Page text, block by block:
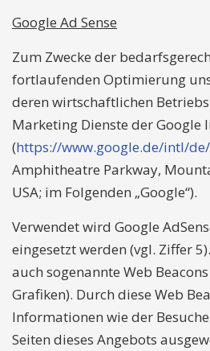
Google Ad Sense
Zum Zwecke der
fortlaufenden Optimierung
deren wirtschaftlichen
Marketing Dienste der Google
(https://www.google.de/intl/
Amphitheatre Parkway,
USA; im Folgenden „Google“).
Verwendet wird Google
eingesetzt werden (vgl. Ziffer
auch sogenannte Web
Grafiken). Durch diese Web
Informationen wie der
Seiten dieses Angebots